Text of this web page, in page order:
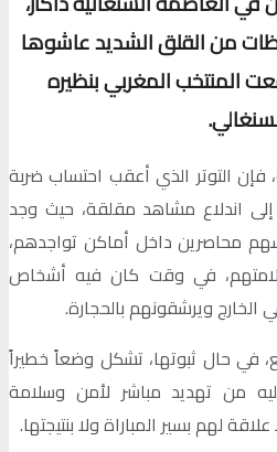
من القلق الشديد عاشوها
المنتخب المغربي بنظيره
التوتر الذي أعقب احتساب ضربة
إلى اندلاع مشاهد مقلقة، حيث وجد
محاصرين داخل أماكن تواجدهم،
في وقت كان فيه أشخاص
الخارج ويرشقونهم بالحجارة.
في حال ثبوتها، تشكل وضعاً خطيراً
من تهديد مباشر لأمن وسلامة
لهم بسير المباراة ولا بنتيجتها.